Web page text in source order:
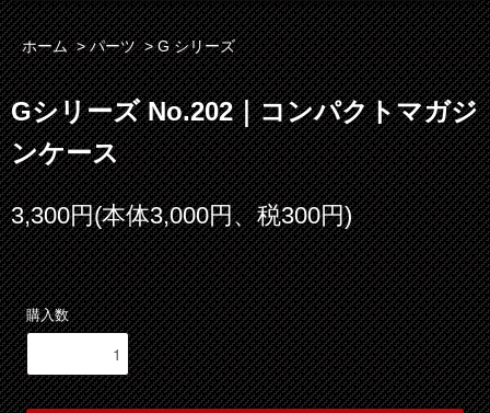
ホーム >パーツ >G シリーズ
Gシリーズ No.202｜コンパクトマガジ
ンケース
3,300円(本体3,000円、税300円)
購入数